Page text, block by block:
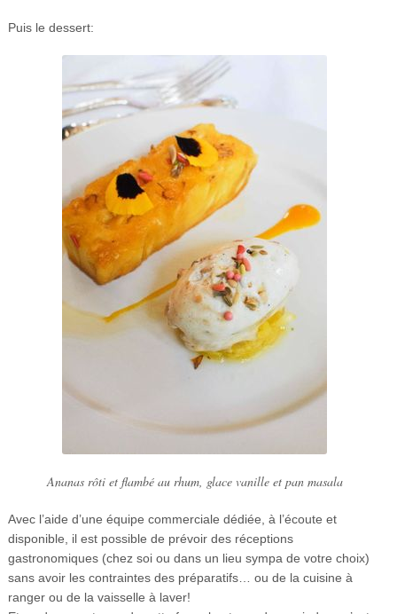
Puis le dessert:
Ananas rôti et flambé au rhum, glace vanille et pan masala
Avec l’aide d’une équipe commerciale dédiée, à l’écoute et
disponible, il est possible de prévoir des réceptions
gastronomiques (chez soi ou dans un lieu sympa de votre choix)
sans avoir les contraintes des préparatifs… ou de la cuisine à
ranger ou de la vaisselle à laver!